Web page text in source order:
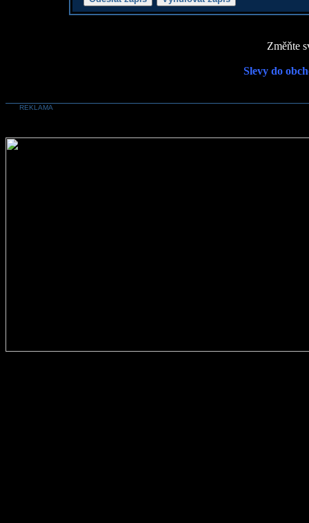
Změňte
Slevy do
REKLAMA